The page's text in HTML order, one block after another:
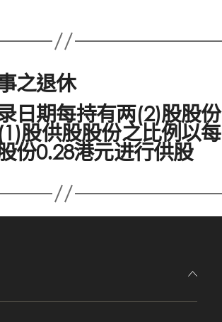
之退休
日期每持有两(2)股股份
股供股股份之比例以每
份0.28港元进行供股